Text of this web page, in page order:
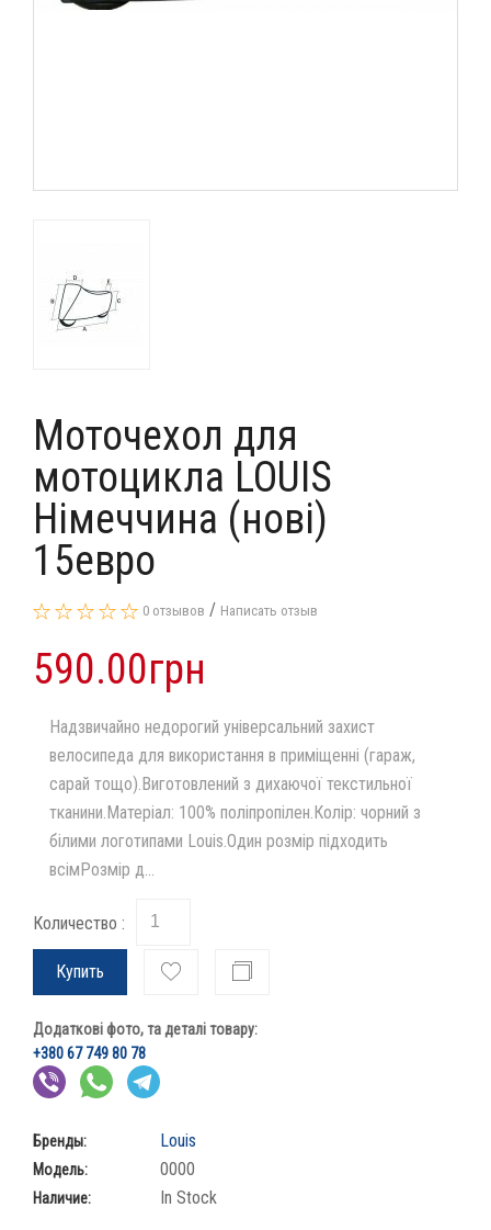
Моточехол для
мотоцикла LOUIS
Німеччина (нові)
15евро
0 отзывов / Написать отзыв
590.00грн
Надзвичайно недорогий універсальний захист
велосипеда для використання в приміщенні (гараж,
сарай тощо).Виготовлений з дихаючої текстильної
тканини.Матеріал: 100% поліпропілен.Колір: чорний з
білими логотипами Louis.Один розмір підходить
всімРозмір д...
Количество :
Купить
Додаткові фото, та деталі товару:
+380 67 749 80 78
Бренды: Louis
Модель: 0000
Наличие: In Stock